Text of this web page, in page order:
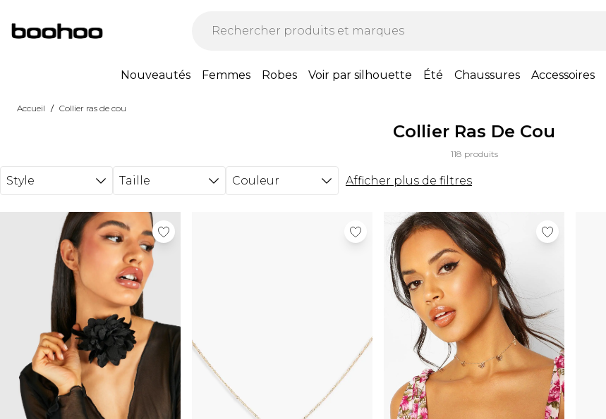
Nouveautés Femmes Robes Voir par silhouette Été Chaussures Accessoires
Accueil / Collier ras de cou
Collier Ras De Cou
118 produits
Style Taille Couleur
Afficher plus de filtres